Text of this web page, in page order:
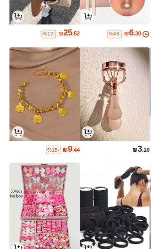
₪6.30
%43-
₪25.52
%12-
₪3.10
₪9.44
%15-